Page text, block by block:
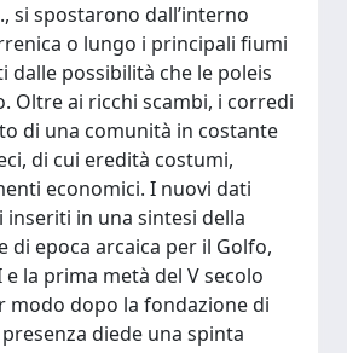
si spostarono dall’interno
o lungo i principali fiumi
dalle possibilità che le poleis
Oltre ai ricchi scambi, i corredi
di una comunità in costante
di cui eredità costumi,
economici. I nuovi dati
in una sintesi della
di epoca arcaica per il Golfo,
la prima metà del V secolo
modo dopo la fondazione di
presenza diede una spinta